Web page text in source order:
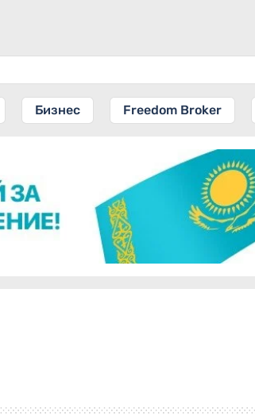
Бизнес Freedom Broker